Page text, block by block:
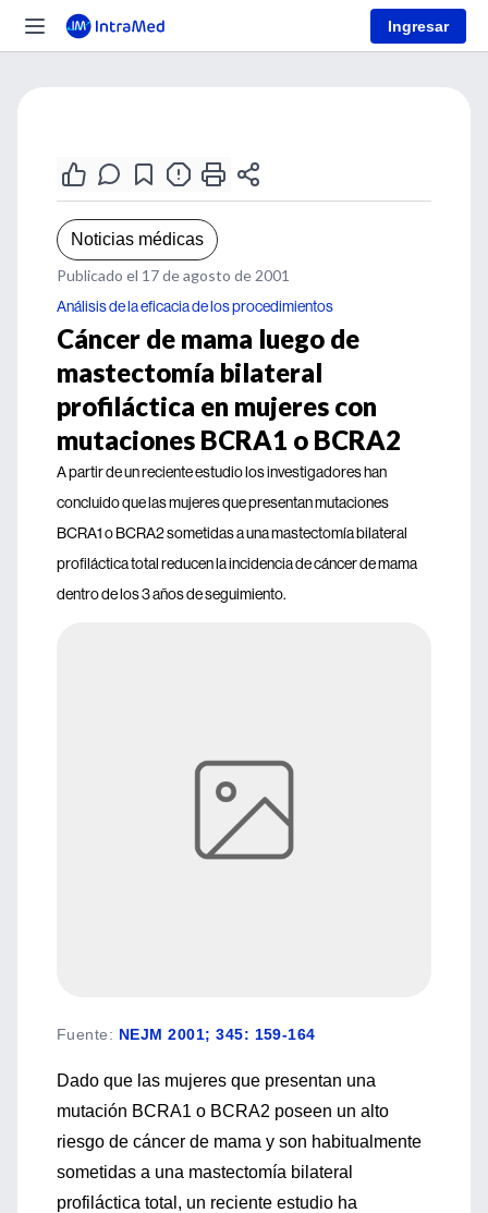
Ingresar
Noticias médicas
Publicado el 17 de agosto de 2001
Análisis de la eficacia de los procedimientos
Cáncer de mama luego de
mastectomía bilateral
profiláctica en mujeres con
mutaciones BCRA1 o BCRA2
A partir de un reciente estudio los investigadores han
concluido que las mujeres que presentan mutaciones
BCRA1 o BCRA2 sometidas a una mastectomía bilateral
profiláctica total reducen la incidencia de cáncer de mama
dentro de los 3 años de seguimiento.
Fuente: NEJM 2001; 345: 159-164
Dado que las mujeres que presentan una
mutación BCRA1 o BCRA2 poseen un alto
riesgo de cáncer de mama y son habitualmente
sometidas a una mastectomía bilateral
profiláctica total, un reciente estudio ha